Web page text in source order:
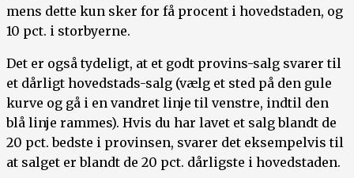
mens dette kun sker for få procent i hovedstaden, og
10 pct. i storbyerne.
Det er også tydeligt, at et godt provins-salg svarer til
et dårligt hovedstads-salg (vælg et sted på den gule
kurve og gå i en vandret linje til venstre, indtil den
blå linje rammes). Hvis du har lavet et salg blandt de
20 pct. bedste i provinsen, svarer det eksempelvis til
at salget er blandt de 20 pct. dårligste i hovedstaden.